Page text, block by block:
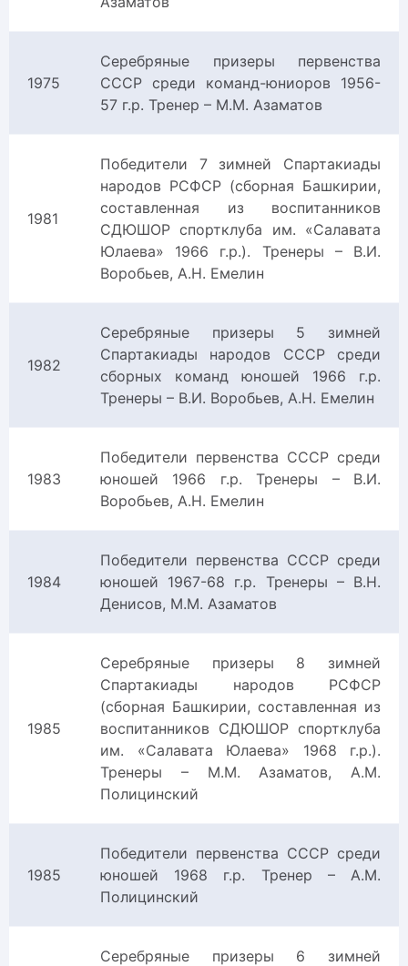
1975
Серебряные призеры первенства
СССР среди команд-юниоров 1956-
57 г.р. Тренер – М.М. Азаматов
1981
Победители 7 зимней Спартакиады
народов РСФСР (сборная Башкирии,
составленная из воспитанников
СДЮШОР спортклуба им. «Салавата
Юлаева» 1966 г.р.). Тренеры – В.И.
Воробьев, А.Н. Емелин
1982
Серебряные призеры 5 зимней
Спартакиады народов СССР среди
сборных команд юношей 1966 г.р.
Тренеры – В.И. Воробьев, А.Н. Емелин
1983
Победители первенства СССР среди
юношей 1966 г.р. Тренеры – В.И.
Воробьев, А.Н. Емелин
1984
Победители первенства СССР среди
юношей 1967-68 г.р. Тренеры – В.Н.
Денисов, М.М. Азаматов
1985
Серебряные призеры 8 зимней
Спартакиады народов РСФСР
(сборная Башкирии, составленная из
воспитанников СДЮШОР спортклуба
им. «Салавата Юлаева» 1968 г.р.).
Тренеры – М.М. Азаматов, А.М.
Полицинский
1985
Победители первенства СССР среди
юношей 1968 г.р. Тренер – А.М.
Полицинский
Серебряные призеры 6 зимней